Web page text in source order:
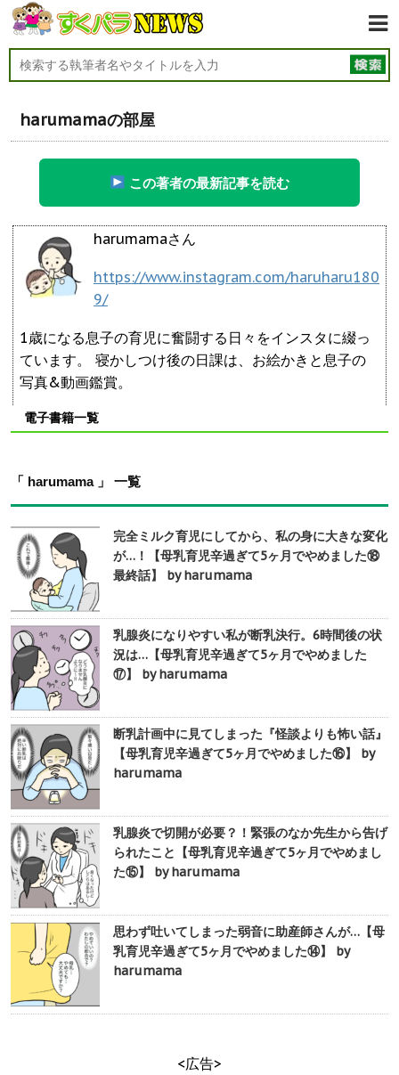
harumamaの部屋
この著者の最新記事を読む
harumamaさん
https://www.instagram.com/haruharu180
9/
1歳になる息子の育児に奮闘する日々をインスタに綴っ
ています。 寝かしつけ後の日課は、お絵かきと息子の
写真&動画鑑賞。
電子書籍一覧
「 harumama 」 一覧
完全ミルク育児にしてから、私の身に大きな変化
が…！【母乳育児辛過ぎて5ヶ月でやめました⑱
最終話】 by harumama
乳腺炎になりやすい私が断乳決行。6時間後の状
況は…【母乳育児辛過ぎて5ヶ月でやめました
⑰】 by harumama
断乳計画中に見てしまった『怪談よりも怖い話』
【母乳育児辛過ぎて5ヶ月でやめました⑯】 by
harumama
乳腺炎で切開が必要？！緊張のなか先生から告げ
られたこと【母乳育児辛過ぎて5ヶ月でやめまし
た⑮】 by harumama
思わず吐いてしまった弱音に助産師さんが…【母
乳育児辛過ぎて5ヶ月でやめました⑭】 by
harumama
<広告>